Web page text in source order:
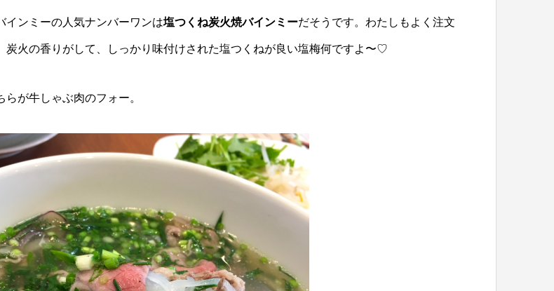
インミーの人気ナンバーワンは塩つくね炭火焼バインミーだそうです。わたしもよく注文
炭火の香りがして、しっかり味付けされた塩つくねが良い塩梅何ですよ〜♡
らが牛しゃぶ肉のフォー。